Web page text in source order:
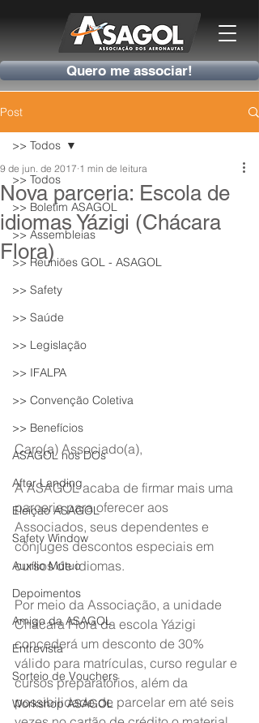
Quero me associar!
Post
>> Todos
>> Boletim ASAGOL
>> Assembleias
>> Reuniões GOL - ASAGOL
>> Safety
>> Saúde
>> Legislação
>> IFALPA
>> Convenção Coletiva
>> Benefícios
ASAGOL nos DOs
After Landing
Eleição ASAGOL
Safety Window
Auxílio Mútuo
Depoimentos
Amigo da ASAGOL
Entrevista
Sorteio de Vouchers
Workshop ASAGOL
>> Todos
Nova parceria: Escola de
idiomas Yázigi (Chácara
Flora)
9 de jun. de 2017 1 min de leitura
Caro(a) Associado(a),
A ASAGOL acaba de firmar mais uma
parceria para oferecer aos
Associados, seus dependentes e
cônjuges descontos especiais em
cursos de idiomas.
Por meio da Associação, a unidade
Chácara Flora da escola Yázigi
concederá um desconto de 30%
válido para matrículas, curso regular e
cursos preparatórios, além da
possibilidade de parcelar em até seis